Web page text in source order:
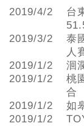
2019/4/2
台
2019/3/2
泰
人
2019/1/2 洄
2019/1/2
桃
合
2019/1/2 如
2019/1/2